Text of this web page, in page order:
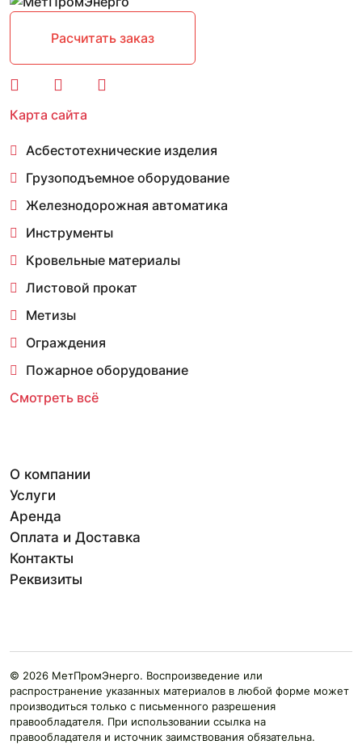
Расчитать заказ
Карта сайта
Асбестотехнические изделия
Грузоподъемное оборудование
Железнодорожная автоматика
Инструменты
Кровельные материалы
Листовой прокат
Метизы
Ограждения
Пожарное оборудование
Смотреть всё
О компании
Услуги
Аренда
Оплата и Доставка
Контакты
Реквизиты
© 2026 МетПромЭнерго. Воспроизведение или
распространение указанных материалов в любой форме может
производиться только с письменного разрешения
правообладателя. При использовании ссылка на
правообладателя и источник заимствования обязательна.